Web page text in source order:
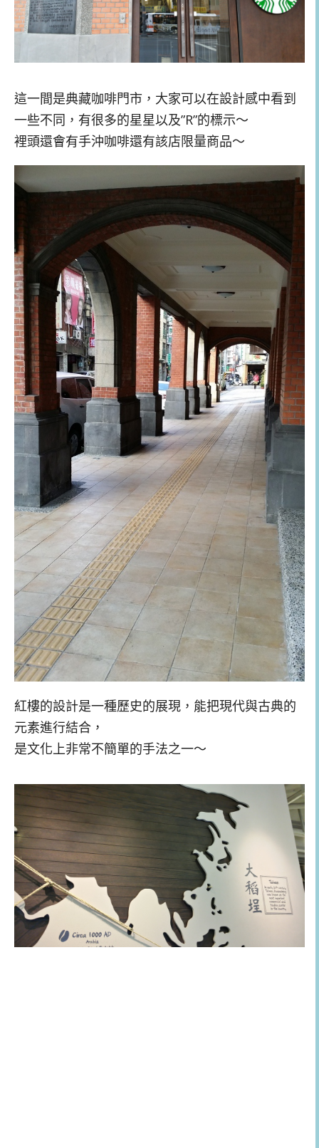
這一間是典藏咖啡門市，大家可以在設計感中看到
一些不同，有很多的星星以及”R”的標示～
裡頭還會有手沖咖啡還有該店限量商品～
紅樓的設計是一種歷史的展現，能把現代與古典的
元素進行結合，
是文化上非常不簡單的手法之一～